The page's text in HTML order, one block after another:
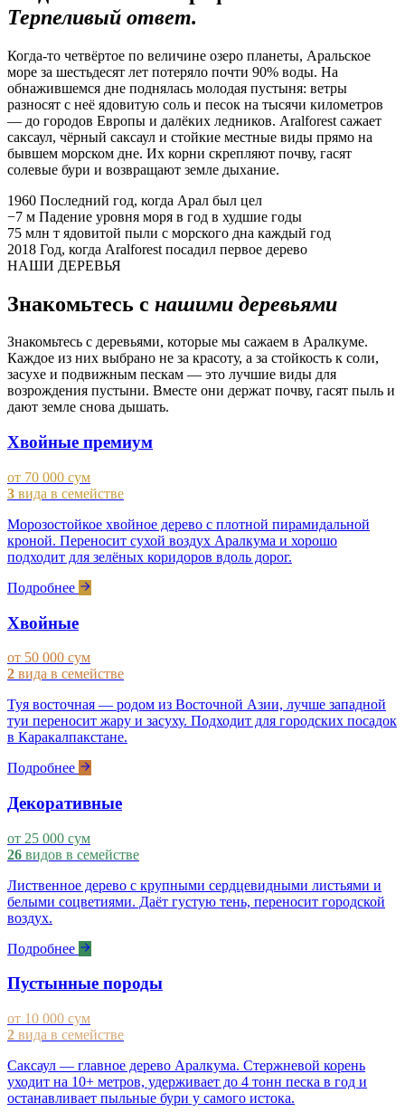
Терпеливый ответ.
Когда-то четвёртое по величине озеро планеты, Аральское
море за шестьдесят лет потеряло почти 90% воды. На
обнажившемся дне поднялась молодая пустыня: ветры
разносят с неё ядовитую соль и песок на тысячи километров
— до городов Европы и далёких ледников. Aralforest сажает
саксаул, чёрный саксаул и стойкие местные виды прямо на
бывшем морском дне. Их корни скрепляют почву, гасят
солевые бури и возвращают земле дыхание.
1960 Последний год, когда Арал был цел
−7 м Падение уровня моря в год в худшие годы
75 млн т ядовитой пыли с морского дна каждый год
2018 Год, когда Aralforest посадил первое дерево
НАШИ ДЕРЕВЬЯ
Знакомьтесь с нашими деревьями
Знакомьтесь с деревьями, которые мы сажаем в Аралкуме.
Каждое из них выбрано не за красоту, а за стойкость к соли,
засухе и подвижным пескам — это лучшие виды для
возрождения пустыни. Вместе они держат почву, гасят пыль и
дают земле снова дышать.
Хвойные премиум
от 70 000 сум
3 вида в семействе
Морозостойкое хвойное дерево с плотной пирамидальной
кроной. Переносит сухой воздух Аралкума и хорошо
подходит для зелёных коридоров вдоль дорог.
Подробнее
Хвойные
от 50 000 сум
2 вида в семействе
Туя восточная — родом из Восточной Азии, лучше западной
туи переносит жару и засуху. Подходит для городских посадок
в Каракалпакстане.
Подробнее
Декоративные
от 25 000 сум
26 видов в семействе
Лиственное дерево с крупными сердцевидными листьями и
белыми соцветиями. Даёт густую тень, переносит городской
воздух.
Подробнее
Пустынные породы
от 10 000 сум
2 вида в семействе
Саксаул — главное дерево Аралкума. Стержневой корень
уходит на 10+ метров, удерживает до 4 тонн песка в год и
останавливает пыльные бури у самого истока.